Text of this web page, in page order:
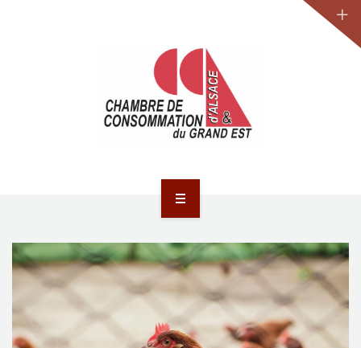
ACTUALITÉS
JURIDIQUE
LA CCA-GE